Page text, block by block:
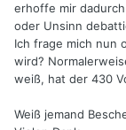
erhoffe mir
oder Unsinn
Ich frage mich nun
wird?
weiß, hat der 430
Weiß jemand